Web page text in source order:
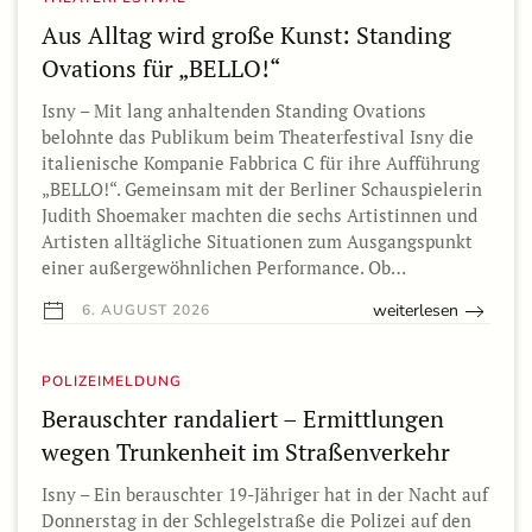
Aus Alltag wird große Kunst: Standing
Ovations für „BELLO!“
Isny – Mit lang anhaltenden Standing Ovations
belohnte das Publikum beim Theaterfestival Isny die
italienische Kompanie Fabbrica C für ihre Aufführung
„BELLO!“. Gemeinsam mit der Berliner Schauspielerin
Judith Shoemaker machten die sechs Artistinnen und
Artisten alltägliche Situationen zum Ausgangspunkt
einer außergewöhnlichen Performance. Ob…
6. AUGUST 2026 weiterlesen
POLIZEIMELDUNG
Berauschter randaliert – Ermittlungen
wegen Trunkenheit im Straßenverkehr
Isny – Ein berauschter 19-Jähriger hat in der Nacht auf
Donnerstag in der Schlegelstraße die Polizei auf den